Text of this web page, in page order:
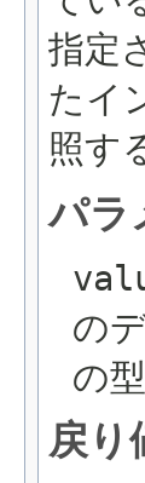
指定
たイ
照す
パラ
の
の
戻り